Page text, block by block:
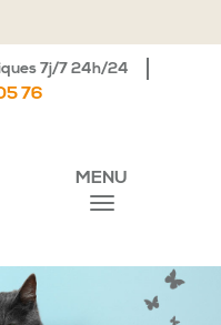
MENU
7j/7 24h/24
76